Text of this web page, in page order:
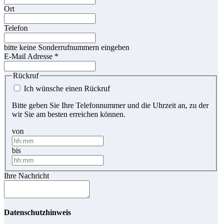
Ort
Telefon
bitte keine Sonderrufnummern eingeben
E-Mail Adresse *
Rückruf
Ich wünsche einen Rückruf
Bitte geben Sie Ihre Telefonnummer und die Uhrzeit an, zu der
wir Sie am besten erreichen können.
von
bis
Ihre Nachricht
Datenschutzhinweis